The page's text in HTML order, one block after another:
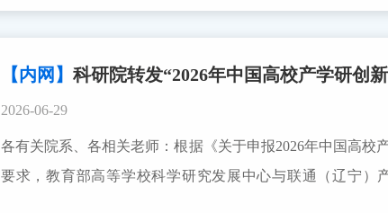
【内网】 科研院转发“2026年中国高校产学研创
2026-06-29
各有关院系、各相关老师：根据《关于申报2026年中国高校
要求，教育部高等学校科学研究发展中心与联通（辽宁）